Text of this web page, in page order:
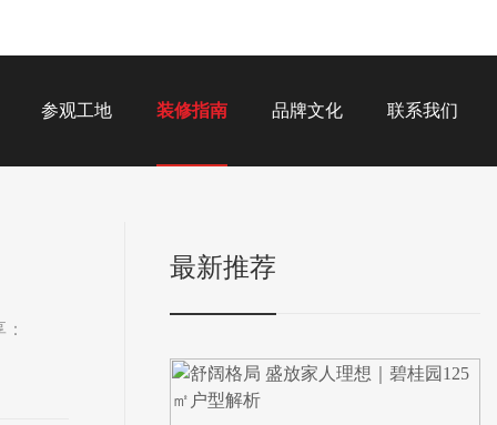
参观工地 装修指南 品牌文化 联系我们
最新推荐